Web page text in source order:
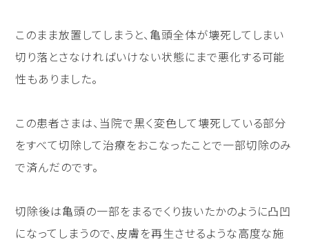
このまま放置してしまうと、亀頭全体が壊死してしまい
切り落とさなければいけない状態にまで悪化する可能
性もありました。
この患者さまは、当院で黒く変色して壊死している部分
をすべて切除して治療をおこなったことで一部切除のみ
で済んだのです。
切除後は亀頭の一部をまるでくり抜いたかのように凸凹
になってしまうので、皮膚を再生させるような高度な施